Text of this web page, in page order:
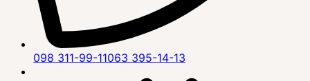
098 311-99-11063 395-14-13